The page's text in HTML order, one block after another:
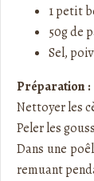
1 petit
50g de
Sel,
Préparation :
Nettoyer les
Peler les
Dans une
remuant